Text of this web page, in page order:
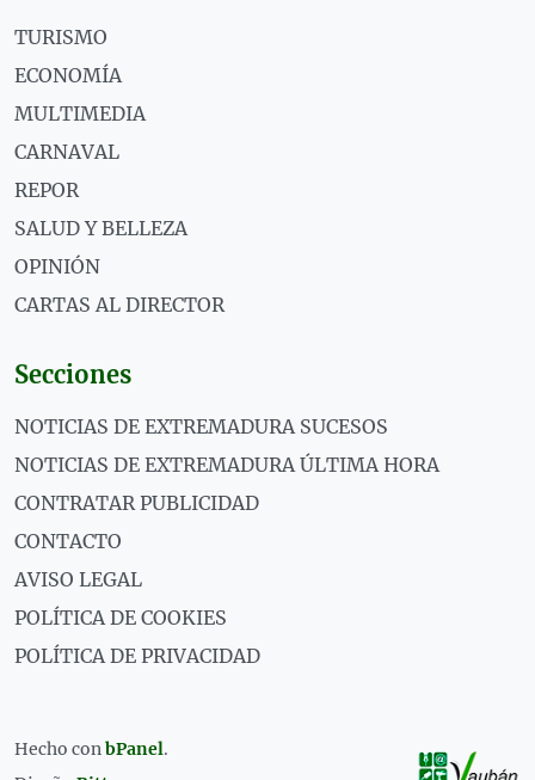
TURISMO
ECONOMÍA
MULTIMEDIA
CARNAVAL
REPOR
SALUD Y BELLEZA
OPINIÓN
CARTAS AL DIRECTOR
Secciones
NOTICIAS DE EXTREMADURA SUCESOS
NOTICIAS DE EXTREMADURA ÚLTIMA HORA
CONTRATAR PUBLICIDAD
CONTACTO
AVISO LEGAL
POLÍTICA DE COOKIES
POLÍTICA DE PRIVACIDAD
Hecho conbPanel.